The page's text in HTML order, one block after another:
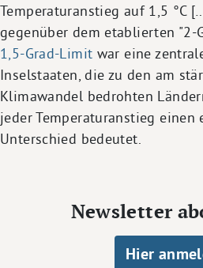
Temperaturanstieg auf 1,5 °C
gegenüber dem etablierten "2-
1,5-Grad-Limit war eine
Inselstaaten, die zu den am
Klimawandel bedrohten
jeder Temperaturanstieg einen
Unterschied bedeutet.
Newsletter
Hier